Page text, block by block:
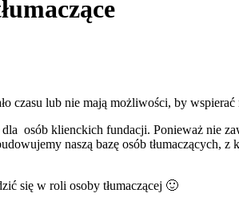
czasu lub nie mają możliwości, by
osób klienckich fundacji. Ponieważ nie
naszą bazę osób tłumaczących,
się w roli osoby tłumaczącej 🙂